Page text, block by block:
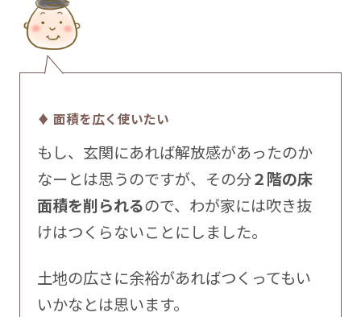
♦ 面積を広く使いたい
もし、玄関にあれば解放感があったのか
なーとは思うのですが、その分２階の床
面積を削られるので、わが家には吹き抜
けはつくらないことにしました。
土地の広さに余裕があればつくってもい
いかなとは思います。